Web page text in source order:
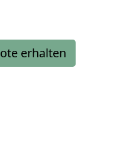
erhalten